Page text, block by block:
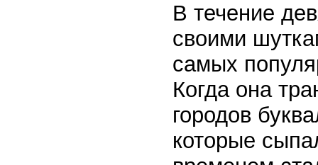
В течение
своими
самых
Когда она
городов
которые